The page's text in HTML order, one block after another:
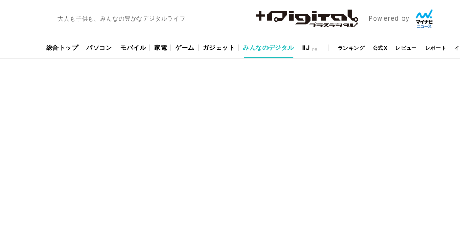
大人も子供も、みんなの豊かなデジタルライフ Powered by
総合トップ パソコン モバイル 家電 ゲーム ガジェット みんなのデジタル IIJ ランキング 公式X レビュー レポート